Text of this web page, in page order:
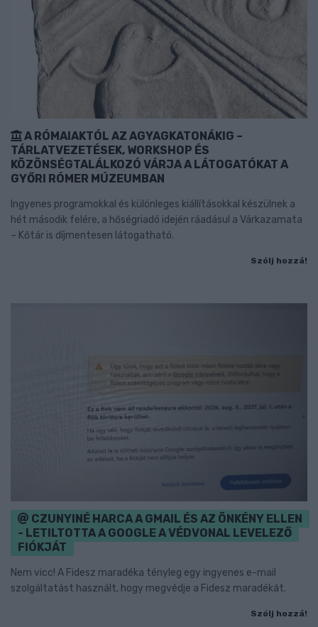
A RÓMAIAKTÓL AZ AGYAGKATONÁKIG –
TÁRLATVEZETÉSEK, WORKSHOP ÉS
KÖZÖNSÉGTALÁLKOZÓ VÁRJA A LÁTOGATÓKAT A
GYŐRI RÓMER MÚZEUMBAN
Ingyenes programokkal és különleges kiállításokkal készülnek a
hét második felére, a hőségriadó idején ráadásul a Várkazamata
– Kőtár is díjmentesen látogatható.
Szólj hozzá!
CZUNYINÉ HARCA A GMAIL ÉS AZ ÖNKÉNY ELLEN
- LETILTOTTA A GOOGLE A VÉDVONAL LEVELEZŐ
FIÓKJÁT
Nem vicc! A Fidesz maradéka tényleg egy ingyenes e-mail
szolgáltatást használt, hogy megvédje a Fidesz maradékát.
Szólj hozzá!